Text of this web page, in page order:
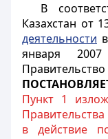
В
Казахстан от
деятельности
января
Пункт 1
в действие